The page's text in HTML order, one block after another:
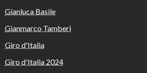
Gianluca Basile
Gianmarco Tamberi
Giro d'Italia
Giro d'Italia 2024